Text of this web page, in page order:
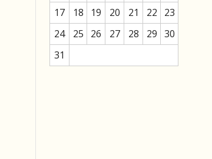
17
18 19 20 21 22
23
24
25 26 27 28 29 30
31